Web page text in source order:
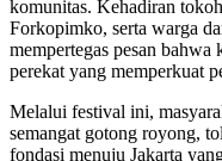
komunitas. Kehadiran
Forkopimko, serta warga
mempertegas pesan bahwa
perekat yang memperkuat
Melalui festival ini,
semangat gotong royong,
fondasi menuju Jakarta